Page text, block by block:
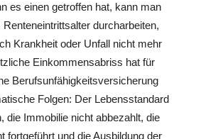
es einen getroffen hat, kann man
durcharbeiten,
Krankheit oder Unfall nicht mehr
Einkommensabriss hat für
Berufsunfähigkeitsversicherung
Folgen: Der Lebensstandard
die Immobilie nicht abbezahlt, die
fortgeführt und die Ausbildung der